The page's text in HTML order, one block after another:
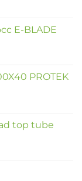
E-BLADE
PROTEK
top tube